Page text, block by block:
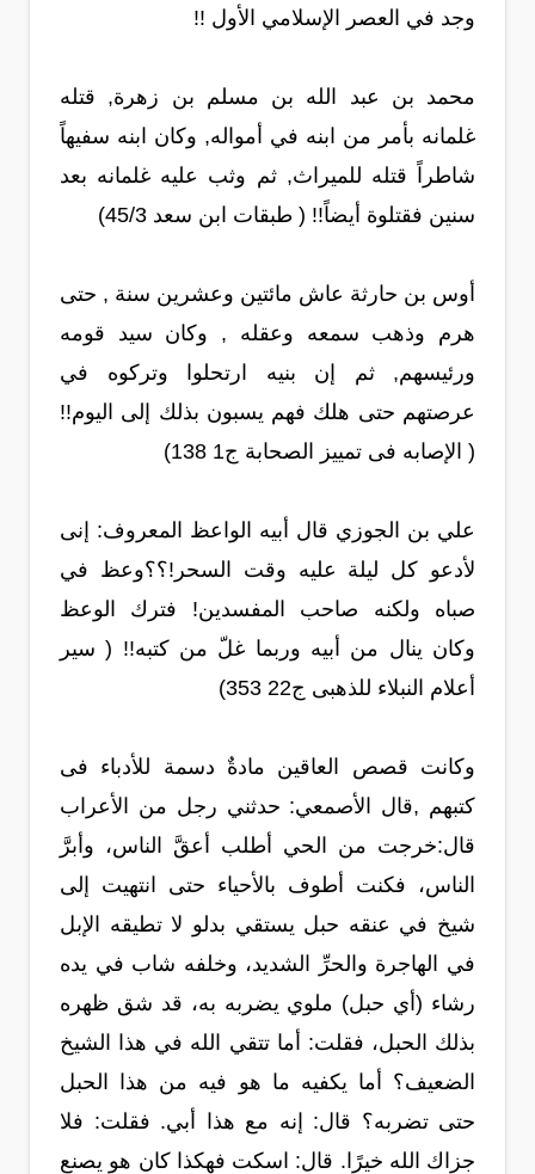
وجد في العصر الإسلامي الأول !!
محمد بن عبد الله بن مسلم بن زهرة, قتله
غلمانه بأمر من ابنه في أمواله, وكان ابنه سفيهاً
شاطراً قتله للميراث, ثم وثب عليه غلمانه بعد
سنين فقتلوة أيضاً!! ( طبقات ابن سعد 45/3)
أوس بن حارثة عاش مائتين وعشرين سنة , حتى
هرم وذهب سمعه وعقله , وكان سيد قومه
ورئيسهم, ثم إن بنيه ارتحلوا وتركوه في
عرصتهم حتى هلك فهم يسبون بذلك إلى اليوم!!
( الإصابه فى تمييز الصحابة ج1 138)
علي بن الجوزي قال أبيه الواعظ المعروف: إنى
لأدعو كل ليلة عليه وقت السحر!؟؟وعظ في
صباه ولكنه صاحب المفسدين! فترك الوعظ
وكان ينال من أبيه وربما غلّ من كتبه!! ( سير
أعلام النبلاء للذهبى ج22 353)
وكانت قصص العاقين مادةٌ دسمة للأدباء فى
كتبهم ,قال الأصمعي: حدثني رجل من الأعراب
قال:خرجت من الحي أطلب أعقَّ الناس، وأبرَّ
الناس، فكنت أطوف بالأحياء حتى انتهيت إلى
شيخ في عنقه حبل يستقي بدلو لا تطيقه الإبل
في الهاجرة والحرِّ الشديد، وخلفه شاب في يده
رشاء (أي حبل) ملوي يضربه به، قد شق ظهره
بذلك الحبل، فقلت: أما تتقي الله في هذا الشيخ
الضعيف؟ أما يكفيه ما هو فيه من هذا الحبل
حتى تضربه؟ قال: إنه مع هذا أبي. فقلت: فلا
جزاك الله خيرًا. قال: اسكت فهكذا كان هو يصنع